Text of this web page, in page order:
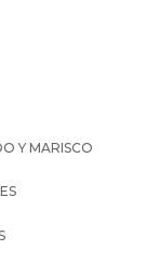
Y MARISCO